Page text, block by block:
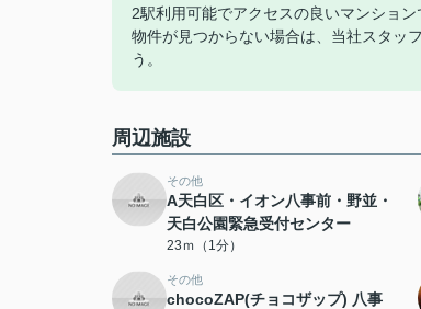
2駅利用可能でアクセスの良いマンショ
物件が見つからない場合は、当社スタッ
う。
周辺施設
その他
A天白区・イオン八事前・野並・
天白公園緊急受付センター
23ｍ（1分）
その他
chocoZAP(チョコザップ) 八事